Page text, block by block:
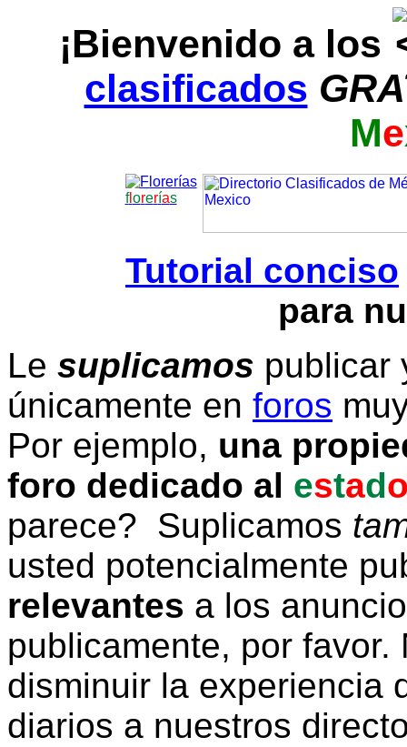
¡Bienvenido a los
clasificados
Me
florerías
Tutorial conciso
para
Le suplicamos publicar
únicamente en foros
Por ejemplo, una
foro dedicado al estad
parece? Suplicamos
usted potencialmente
relevantes a los
publicamente, por
disminuir la experiencia
diarios a nuestros